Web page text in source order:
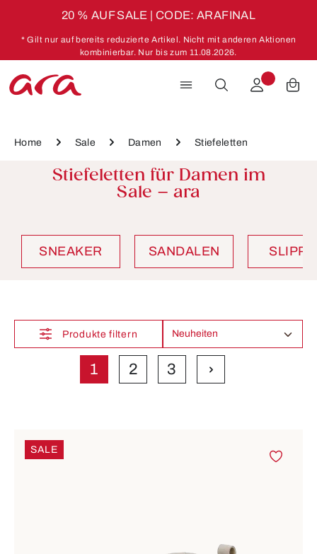
20 % AUF SALE | CODE: ARAFINAL
* Gilt nur auf bereits reduzierte Artikel. Nicht mit anderen Aktionen
kombinierbar. Nur bis zum 11.08.2026.
Home Sale Damen Stiefeletten
Stiefeletten für Damen im
Sale – ara
SNEAKER SANDALEN
Seite
1 Seite
2 Seite
3
Produkte filtern
SALE